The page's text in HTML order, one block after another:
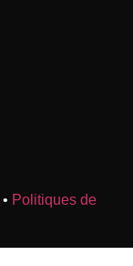
• Politiques de